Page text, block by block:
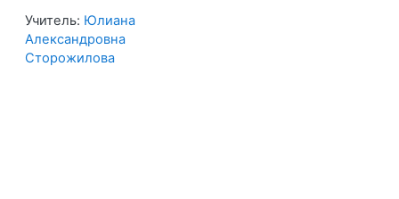
Учитель: Юлиана
Александровна
Сторожилова